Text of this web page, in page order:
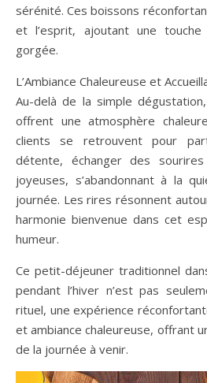
sérénité. Ces boissons
et l’esprit, ajoutant une
gorgée.
L’Ambiance Chaleureuse et
Au-delà de la simple
offrent une atmosphère
clients se retrouvent pour
détente, échanger des
joyeuses, s’abandonnant à la
journée. Les rires résonnent
harmonie bienvenue dans cet
humeur.
Ce petit-déjeuner traditionnel
pendant l’hiver n’est pas
rituel, une expérience
et ambiance chaleureuse, offrant
de la journée à venir.